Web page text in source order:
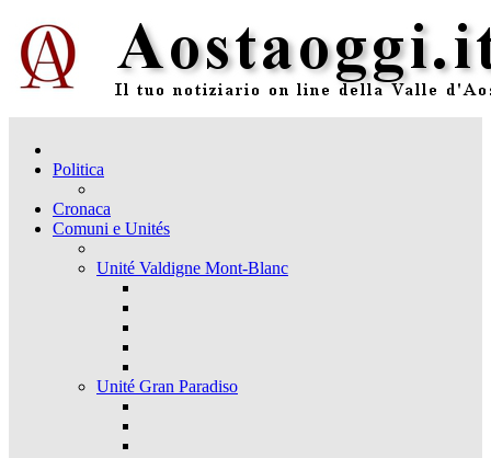
Politica
Cronaca
Comuni e Unités
Unité Valdigne Mont-Blanc
Unité Gran Paradiso